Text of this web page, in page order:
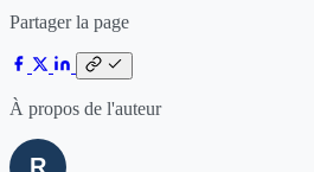
Partager la page
À propos de l'auteur